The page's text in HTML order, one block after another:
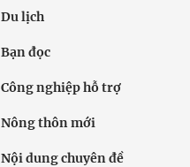
Du lịch
Bạn đọc
Công nghiệp hỗ trợ
Nông thôn mới
Nội dung chuyên đề